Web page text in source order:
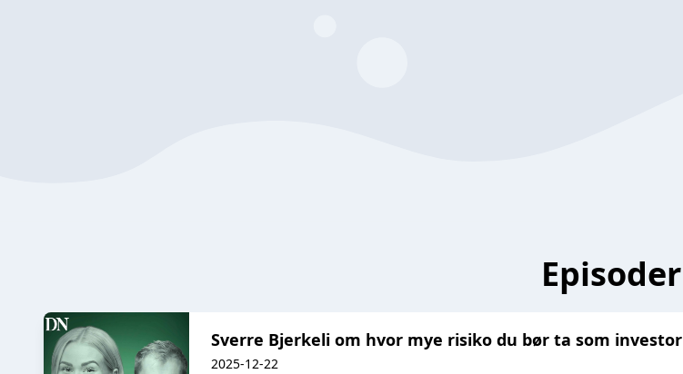
Episoder
Sverre Bjerkeli om hvor mye risiko du bør ta som investor
2025-12-22